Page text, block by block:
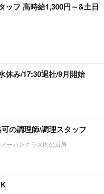
ッフ 高時給1,300円～&土日
休み/17:30退社/9月開始
の調理師/調理スタッフ
ーバンクラス内の厨房